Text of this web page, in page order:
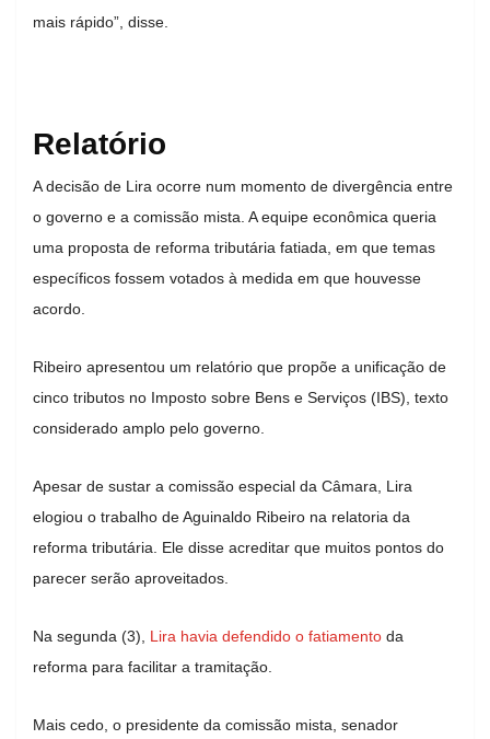
mais rápido”, disse.
Relatório
A decisão de Lira ocorre num momento de divergência entre
o governo e a comissão mista. A equipe econômica queria
uma proposta de reforma tributária fatiada, em que temas
específicos fossem votados à medida em que houvesse
acordo.
Ribeiro apresentou um relatório que propõe a unificação de
cinco tributos no Imposto sobre Bens e Serviços (IBS), texto
considerado amplo pelo governo.
Apesar de sustar a comissão especial da Câmara, Lira
elogiou o trabalho de Aguinaldo Ribeiro na relatoria da
reforma tributária. Ele disse acreditar que muitos pontos do
parecer serão aproveitados.
Na segunda (3), Lira havia defendido o fatiamento da
reforma para facilitar a tramitação.
Mais cedo, o presidente da comissão mista, senador